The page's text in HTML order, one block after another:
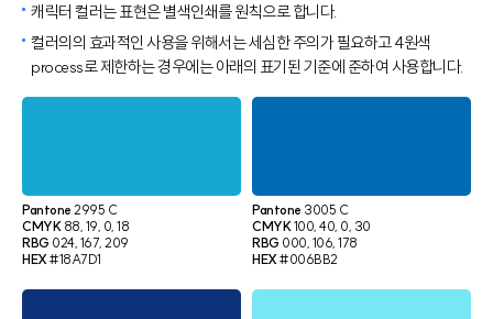
캐릭터 컬러는 표현은 별색인쇄를 원칙으로 합니다.
컬러의의 효과적인 사용을 위해서는 세심한 주의가 필요하고 4원색
process로 제한하는 경우에는 아래의 표기된 기준에 준하여 사용합니다.
Pantone 2995 C
CMYK88, 19, 0, 18
RBG 024, 167, 209
HEX#18A7D1
Pantone 3005 C
CMYK100, 40, 0, 30
RBG 000, 106, 178
HEX#006BB2